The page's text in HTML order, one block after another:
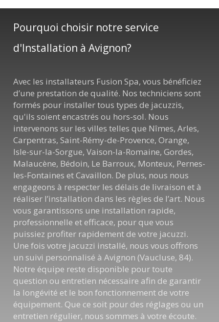
Pourquoi choisir notre service
d'Installation à Avignon?
Avec les installateurs Fusion Spa, vous bénéficiez
d’une prestation de qualité. Nos techniciens sont
formés pour installer tous types de jacuzzis,
qu'ils soient encastrés ou hors-sol. Nous
intervenons sur les villes telles que Nîmes, Arles,
Carpentras, Saint-Rémy-de-Provence, Orange,
Isle-sur-la-Sorgue, Vaison-la-Romaine, Gordes,
Malaucène, Bédoin, Le Barroux, Monteux, Pernes-
les-Fontaines et Cavaillon. De plus, nous nous
engageons à respecter les délais de livraison et à
réaliser l’installation dans les règles de l’art. Nous
vous garantissons une installation rapide,
professionnelle et efficace, pour que vous
puissiez profiter rapidement de votre jacuzzi.
Une fois votre jacuzzi installé, nous vous offrons
un suivi personnalisé à Avignon (Vaucluse, 84).
Notre équipe reste disponible pour toute
question ou entretien nécessaire afin de garantir
la longévité et le bon fonctionnement de votre
équipement. Que ce soit pour des réglages ou un
entretien régulier, nous sommes à votre écoute.